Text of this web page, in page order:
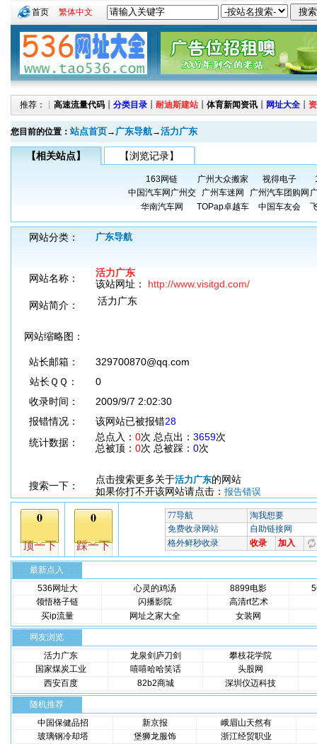
首页 繁体中文
推荐：┊ 高速流量代码 ┊ 分类目录 ┊ 耐迪斯建站 ┊ 体育新闻资讯 ┊ 网址大全 ┊
您目前的位置： 站点首页→ 广东导航→活力广东
【相关站点】 【浏览记录】
163网链 广州大众搬家 视得电子
中国汽车网广州交
广州车迷网 广州汽车团购网
华南汽车网
TOPap卓越车 中国车友会
网站分类： 广东导航
网站名称：
活力广东
该站网址： http://www.visitgd.com/
网站简介：
活力广东
网站缩略图：
站长邮箱：
329700870@qq.com
站长ＱＱ：
0
收录时间：
2009/9/7 2:02:30
报错情况：
该网站已被报错28
统计数据：
总点入： 0次 总点出： 3659次
总被顶： 0次 总被踩： 0次
搜索一下：
点击搜索更多关于活力广东的网站
如果你打不开该网站请点击： 报告错误
最新点入
536网址大
心灵的鸡汤 8899电影
领悟格子链
闪播影院
高清rt艺术
买ip流量
网址之家大全 女装网
网友浏览
活力广东
龙泉剑庐刀剑
攀枝花学院
国家煤炭工业
嘻嘻哈哈笑话
头股网
西安百度
82b2商城 深圳仪迈科技
随机推荐
中国保健品招
新京报
峨眉山天然有
玻璃钢冷却塔
堡狮龙服饰
浙江经贸职业